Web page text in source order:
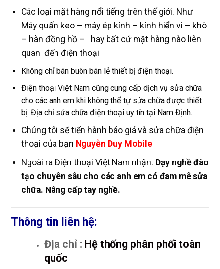
Các loại mặt hàng nổi tiếng trên thế giới. Như
Máy quấn keo – máy ép kính – kính hiển vi – khò
– hàn đồng hồ – hay bất cứ mặt hàng nào liên
quan đến điện thoại
Không chỉ bán buôn bán lẻ thiết bị điện thoại.
Điện thoại Việt Nam cũng cung cấp dịch vụ sửa chữa
cho các anh em khi không thể tự sửa chữa được thiết
bị. Địa chỉ sửa chữa điện thoại uy tín tại Nam Định.
Chúng tôi sẽ tiến hành báo giá và sửa chữa điện
thoại của bạn Nguyễn Duy Mobile
Ngoài ra Điện thoại Việt Nam nhận. Dạy nghề đào
tạo chuyên sâu cho các anh em có đam mê sửa
chữa. Nâng cấp tay nghề.
Thông tin liên hệ:
Địa chỉ : Hệ thống phân phối toàn
quốc